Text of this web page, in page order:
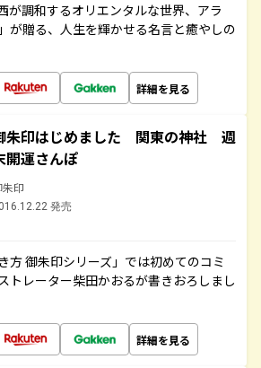
が調和するオリエンタルな世界、アラ
が贈る、人生を輝かせる名言と癒やしの
詳細を見る
朱印はじめました 関東の神社 週
開運さんぽ
印
発売
方 御朱印シリーズ」では初めてのコミ
トレーター柴田かおるが書きおろしまし
詳細を見る